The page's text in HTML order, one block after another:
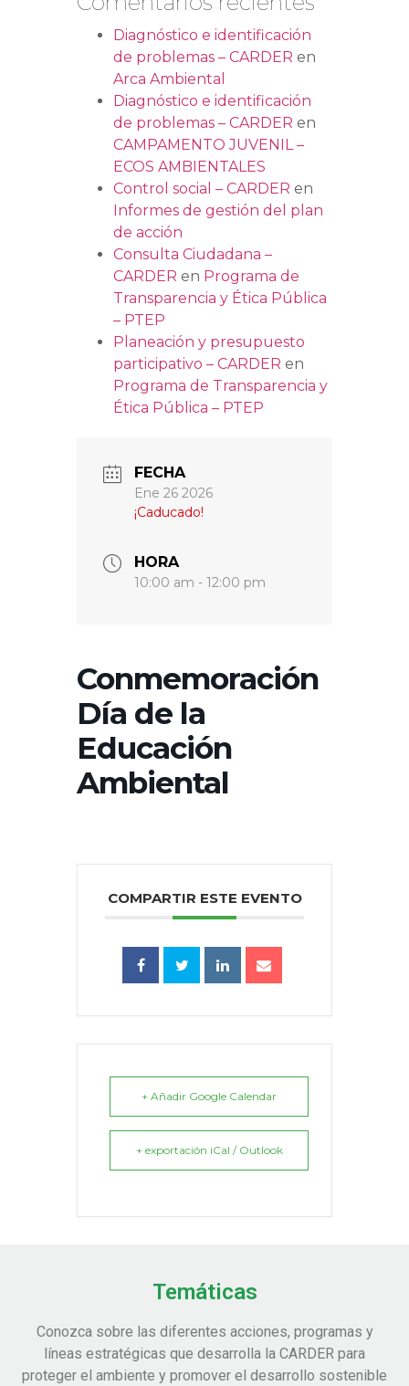
Diagnóstico e identificación
de problemas – CARDER en
Arca Ambiental
Diagnóstico e identificación
de problemas – CARDER en
CAMPAMENTO JUVENIL –
ECOS AMBIENTALES
Control social – CARDER en
Informes de gestión del plan
de acción
Consulta Ciudadana –
CARDER en Programa de
Transparencia y Ética Pública
– PTEP
Planeación y presupuesto
participativo – CARDER en
Programa de Transparencia y
Ética Pública – PTEP
FECHA
Ene 26 2026
¡Caducado!
HORA
10:00 am - 12:00 pm
Conmemoración
Día de la
Educación
Ambiental
COMPARTIR ESTE EVENTO
+ Añadir Google Calendar
+ exportación iCal / Outlook
Temáticas
Conozca sobre las diferentes acciones, programas y
líneas estratégicas que desarrolla la CARDER para
proteger el ambiente y promover el desarrollo sostenible